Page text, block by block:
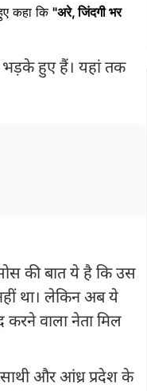
कहा कि "अरे, जिंदगी भर
भड़के हुए हैं। यहां तक
की बात ये है कि उस
था। लेकिन अब ये
वाला नेता मिल
और आंध्र प्रदेश के